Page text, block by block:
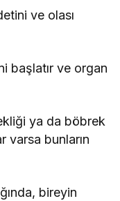
ve olası
başlatır ve organ
ya da böbrek
varsa bunların
bireyin